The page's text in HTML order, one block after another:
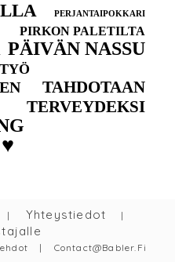
PERJANTAIPOKKARI
PIRKON PALETILTA
PÄIVÄN NASSU
TAHDOTAAN
TERVEYDEKSI
♥
| Yhteystiedot |
| Contact@babler.fi